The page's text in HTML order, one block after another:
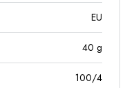
EU
40 g
100/4